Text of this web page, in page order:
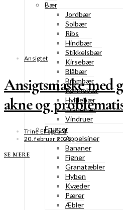
Bær
Jordbær
Solbær
Ribs
Hindbær
Stikkelsbær
Kirsebær
Blåbær
Brombær
Rønnebær
Hyldebær
Tranebær
Vindruer
Frugter
Appelsiner
Bananer
Figner
Granatæbler
Hyben
Kvæder
Pærer
Æbler
Ansigtet
Ansigtsmaske med
akne og
Trine Ellegaard
20. februar 2025
SE MERE